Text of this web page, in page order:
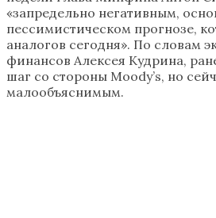
«запредельно негативным,
пессимистическом прогнозе,
аналогов сегодня». По словам
финансов Алексея Кудрина,
шаг со стороны Moody’s, но
малообъяснимым.